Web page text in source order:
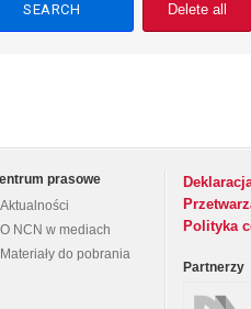
Delete all
prasowe
Aktualności
O NCN w mediach
Materiały do pobrania
Polityka
Partnerzy